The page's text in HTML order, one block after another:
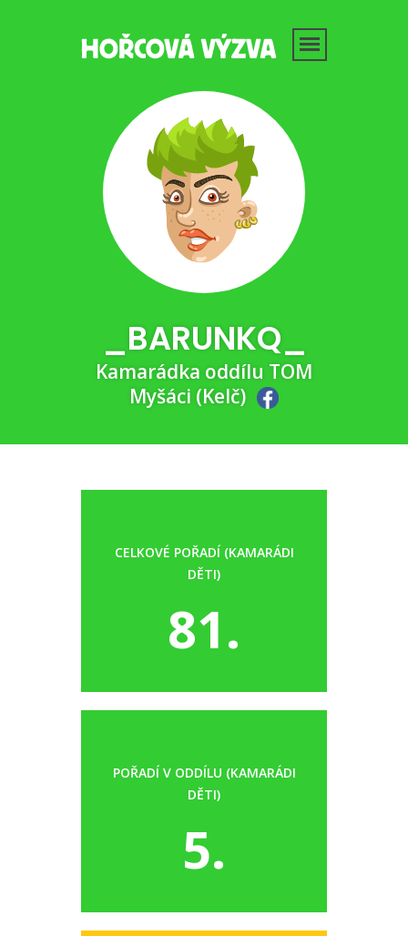
_BARUNKQ_
Kamarádka oddílu TOM
Myšáci (Kelč)
CELKOVÉ POŘADÍ (KAMARÁDI
DĚTI)
81.
POŘADÍ V ODDÍLU (KAMARÁDI
DĚTI)
5.